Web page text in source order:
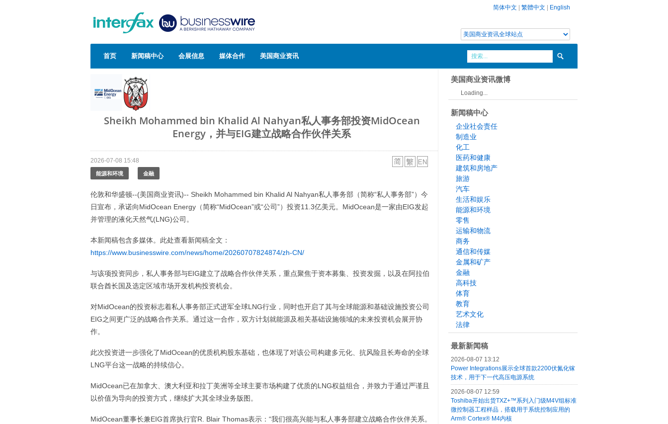
简体中文 繁體中文 English
首页 新闻稿中心 会展信息 媒体合作 美国商业资讯
Sheikh Mohammed bin Khalid Al Nahyan私人事务部投资MidOcean
Energy，并与EIG建立战略合作伙伴关系
2026-07-08 15:48
能源和环境 金融
伦敦和华盛顿--(美国商业资讯)-- Sheikh Mohammed bin Khalid Al Nahyan私人事务部（简称“私人事务部”）今
日宣布，承诺向MidOcean Energy（简称“MidOcean”或“公司”）投资11.3亿美元。MidOcean是一家由EIG发起
并管理的液化天然气(LNG)公司。
本新闻稿包含多媒体。此处查看新闻稿全文：
https://www.businesswire.com/news/home/20260707824874/zh-CN/
与该项投资同步，私人事务部与EIG建立了战略合作伙伴关系，重点聚焦于资本募集、投资发掘，以及在阿拉伯
联合酋长国及选定区域市场开发机构投资机会。
对MidOcean的投资标志着私人事务部正式进军全球LNG行业，同时也开启了其与全球能源和基础设施投资公司
EIG之间更广泛的战略合作关系。通过这一合作，双方计划就能源及相关基础设施领域的未来投资机会展开协
作。
此次投资进一步强化了MidOcean的优质机构股东基础，也体现了对该公司构建多元化、抗风险且长寿命的全球
LNG平台这一战略的持续信心。
MidOcean已在加拿大、澳大利亚和拉丁美洲等全球主要市场构建了优质的LNG权益组合，并致力于通过严谨且
以价值为导向的投资方式，继续扩大其全球业务版图。
MidOcean董事长兼EIG首席执行官R. Blair Thomas表示：“我们很高兴能与私人事务部建立战略合作伙伴关系。
美国商业资讯微博
Loading...
新闻稿中心
企业社会责任
制造业
化工
医药和健康
建筑和房地产
旅游
汽车
生活和娱乐
能源和环境
零售
运输和物流
商务
通信和传媒
金属和矿产
金融
高科技
体育
教育
艺术文化
法律
最新新闻稿
2026-08-07 13:12
Power Integrations展示全球首款2200伏氮化镓
技术，用于下一代高压电源系统
2026-08-07 12:59
Toshiba开始出货TXZ+™系列入门级M4V组标准
微控制器工程样品，搭载用于系统控制应用的
Arm® Cortex® M4内核